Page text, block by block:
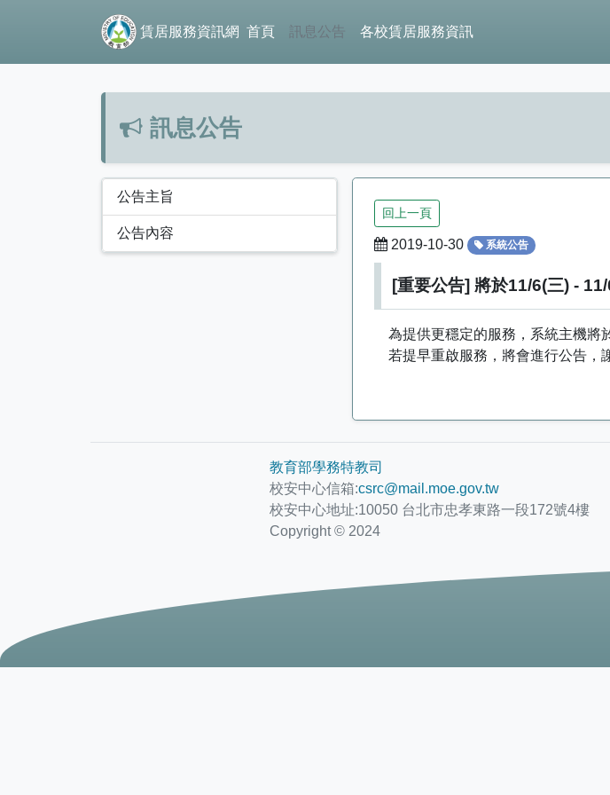
賃居服務資訊網 首頁 訊息公告 各校賃居服務資訊
訊息公告
公告主旨
公告內容
回上一頁
2019-10-30 系統公告
[重要公告] 將於11/6(三) -
為提供更穩定的服務，系統主機將
若提早重啟服務，將會進行公告，
教育部學務特教司
校安中心信箱:csrc@mail.moe.gov.tw
校安中心地址:10050 台北市忠孝東路一段172號4樓
Copyright © 2024